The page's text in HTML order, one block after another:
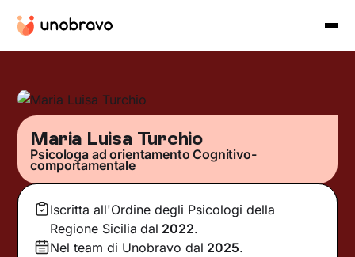
Maria Luisa Turchio
Psicologa ad orientamento Cognitivo-
comportamentale
Iscritta all'Ordine degli Psicologi della
Regione Sicilia dal 2022.
Nel team di Unobravo dal 2025.